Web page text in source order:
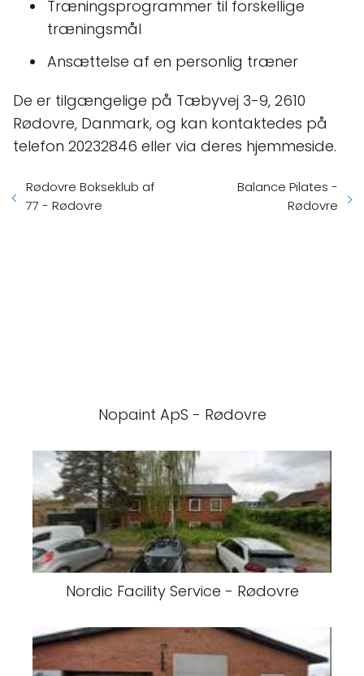
Træningsprogrammer til forskellige
træningsmål
Ansættelse af en personlig træner
De er tilgængelige på Tæbyvej 3-9, 2610
Rødovre, Danmark, og kan kontaktedes på
telefon 20232846 eller via deres hjemmeside.
Rødovre Bokseklub af
77 - Rødovre
Balance Pilates -
Rødovre
Nopaint ApS - Rødovre
Nordic Facility Service - Rødovre